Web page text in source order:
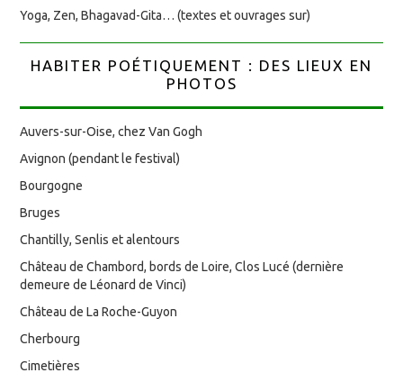
Yoga, Zen, Bhagavad-Gita… (textes et ouvrages sur)
HABITER POÉTIQUEMENT : DES LIEUX EN
PHOTOS
Auvers-sur-Oise, chez Van Gogh
Avignon (pendant le festival)
Bourgogne
Bruges
Chantilly, Senlis et alentours
Château de Chambord, bords de Loire, Clos Lucé (dernière
demeure de Léonard de Vinci)
Château de La Roche-Guyon
Cherbourg
Cimetières